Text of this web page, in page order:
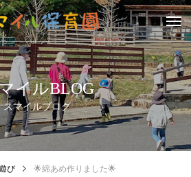
イルBLOG
スマイルブログ
び 🌟綿あめ作りました🌟